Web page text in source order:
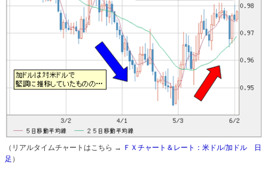
（リアルタイムチャートはこちら → ＦＸチャート＆レート：米ドル/加ドル 日
足 ）